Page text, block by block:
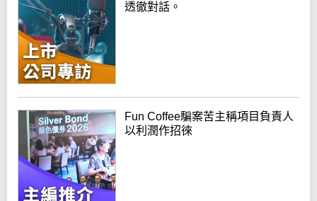
透徹對話。
Fun Coffee騙案苦主稱項目負責人
以利潤作招徠